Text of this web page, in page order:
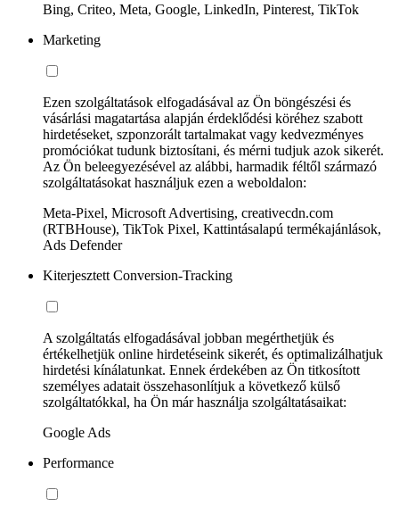
Bing, Criteo, Meta, Google, LinkedIn, Pinterest, TikTok
Marketing
Ezen szolgáltatások elfogadásával az Ön böngészési és
vásárlási magatartása alapján érdeklődési köréhez szabott
hirdetéseket, szponzorált tartalmakat vagy kedvezményes
promóciókat tudunk biztosítani, és mérni tudjuk azok sikerét.
Az Ön beleegyezésével az alábbi, harmadik féltől származó
szolgáltatásokat használjuk ezen a weboldalon:
Meta-Pixel, Microsoft Advertising, creativecdn.com
(RTBHouse), TikTok Pixel, Kattintásalapú termékajánlások,
Ads Defender
Kiterjesztett Conversion-Tracking
A szolgáltatás elfogadásával jobban megérthetjük és
értékelhetjük online hirdetéseink sikerét, és optimalizálhatjuk
hirdetési kínálatunkat. Ennek érdekében az Ön titkosított
személyes adatait összehasonlítjuk a következő külső
szolgáltatókkal, ha Ön már használja szolgáltatásaikat:
Google Ads
Performance